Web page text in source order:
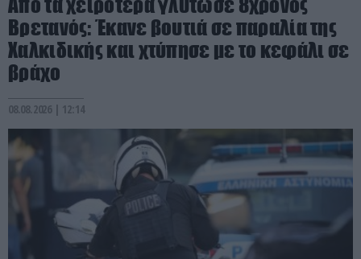
Βρετανός: Έκανε βουτιά σε παραλία της
Χαλκιδικής και χτύπησε με το κεφάλι σε
βράχο
08.08.2026 | 12:14